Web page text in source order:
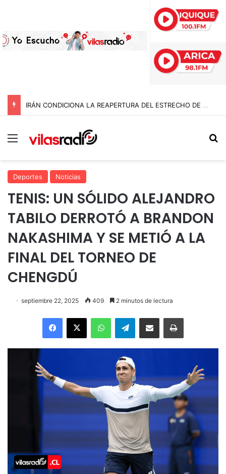
IRÁN CONDICIONA LA REAPERTURA DEL ESTRECHO DE ORMUZ Y EXIGE A ESTADOS UNIDOS EL FIN DEL BLOQUEO Y REPARACIONES DE GUERRA
Menú
Deportes Noticias
TENIS: UN SÓLIDO ALEJANDRO
TABILO DERROTÓ A BRANDON
NAKASHIMA Y SE METIÓ A LA
FINAL DEL TORNEO DE
CHENGDÚ
septiembre 22, 2025 409 2 minutos de lectura
Facebook
X WhatsAppTelegramEnviar vía email Imprimir